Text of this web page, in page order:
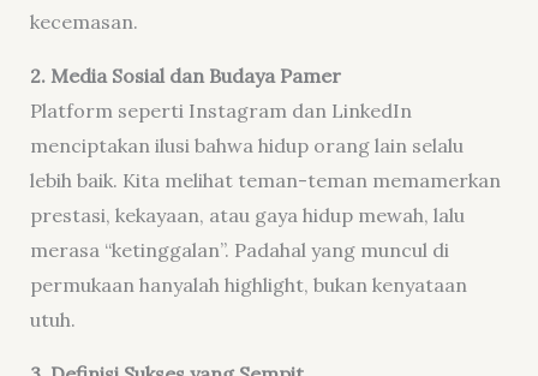
kecemasan.
2. Media Sosial dan Budaya Pamer
Platform seperti Instagram dan LinkedIn
menciptakan ilusi bahwa hidup orang lain selalu
lebih baik. Kita melihat teman-teman memamerkan
prestasi, kekayaan, atau gaya hidup mewah, lalu
merasa “ketinggalan”. Padahal yang muncul di
permukaan hanyalah highlight, bukan kenyataan
utuh.